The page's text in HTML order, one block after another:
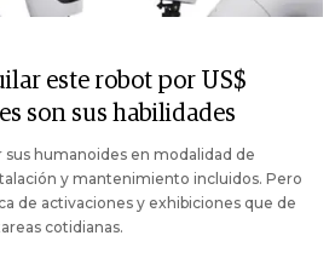
este robot por US$
son sus habilidades
humanoides en modalidad de
y mantenimiento incluidos. Pero
de activaciones y exhibiciones que de
cotidianas.